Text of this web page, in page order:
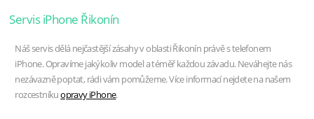
Servis iPhone Řikonín
Náš servis dělá nejčastější zásahy v oblasti Řikonín právě s telefonem
iPhone. Opravíme jakýkoliv model a téměř každou závadu. Neváhejte nás
nezávazně poptat, rádi vám pomůžeme. Více informací nejdete na našem
rozcestníkuopravy iPhone.